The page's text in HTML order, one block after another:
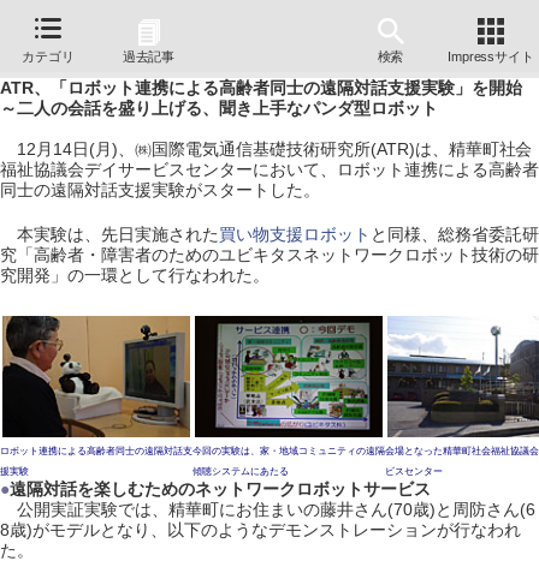
カテゴリ 過去記事 検索 Impressサイト
ATR、「ロボット連携による高齢者同士の遠隔対話支援実験」を開始
～二人の会話を盛り上げる、聞き上手なパンダ型ロボット
12月14日(月)、㈱国際電気通信基礎技術研究所(ATR)は、精華町社会
福祉協議会デイサービスセンターにおいて、ロボット連携による高齢者
同士の遠隔対話支援実験がスタートした。
本実験は、先日実施された買い物支援ロボット と同様、総務省委託研
究「高齢者・障害者のためのユビキタスネットワークロボット技術の研
究開発」の一環として行なわれた。
ロボット連携による高齢者同士の遠隔対話支
援実験
今回の実験は、家・地域コミュニティの遠隔
傾聴システムにあたる
会場となった精華町社会福祉協議
ビスセンター
●遠隔対話を楽しむためのネットワークロボットサービス
公開実証実験では、精華町にお住まいの藤井さん(70歳)と周防さん(6
8歳)がモデルとなり、以下のようなデモンストレーションが行なわれ
た。